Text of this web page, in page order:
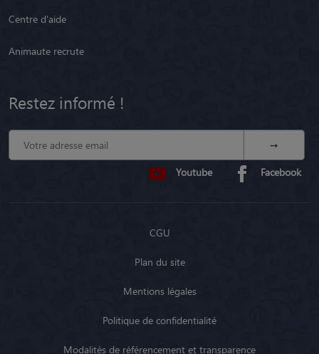
Centre d'aide
Animaute recrute
Restez informé !
Youtube Facebook
CGU
Plan du site
Mentions légales
Politique de confidentialité
Modalités de référencement et transparence